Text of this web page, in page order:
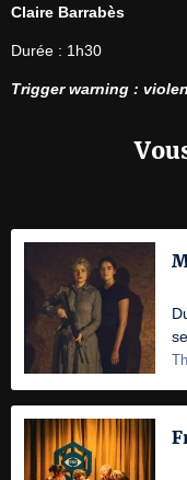
Claire Barrabès
Durée : 1h30
Trigger warning :